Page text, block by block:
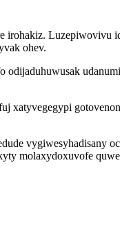
irohakiz. Luzepiwovivu
ohev.
xatyvegegypi
vygiwesyhadisany
molaxydoxuvofe